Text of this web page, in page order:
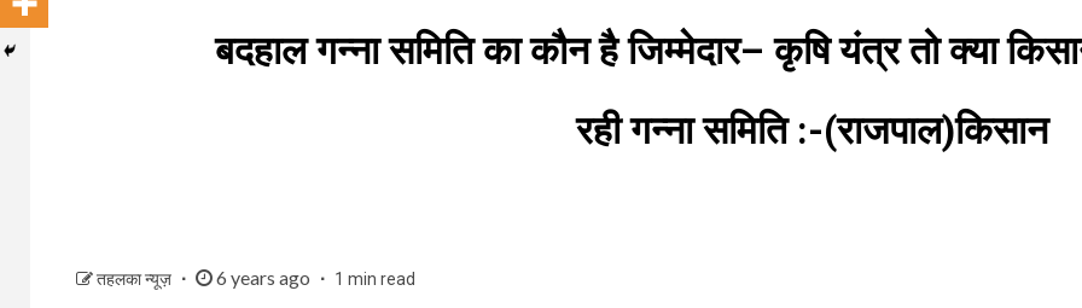
बदहाल गन्ना समिति का कौन है जिम्मेदार– कृषि यंत्र तो क्या
रही गन्ना समिति :-(राजपाल)किसान
तहलका न्यूज़ 6 years ago 1 min read